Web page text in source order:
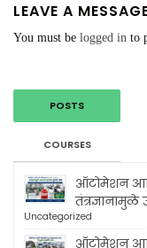
LEAVE A
You must be logged in to
POSTS
COURSES
ऑटोमेशन
तंत्रज्ञानामुळे
Uncategorized
ऑटोमेशन आणि